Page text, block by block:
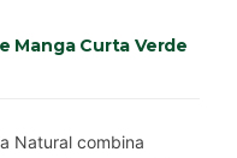
Manga Curta Verde
Natural combina